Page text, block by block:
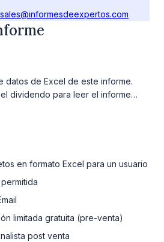
sales@informesdeexpertos.com
datos de Excel de este informe.
dividendo para leer el informe
en formato Excel para un usuario
limitada gratuita (pre-venta)
post venta